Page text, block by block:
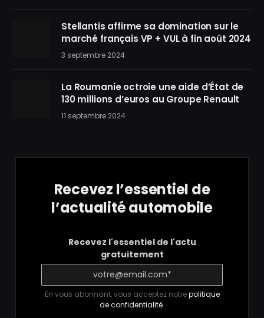
Stellantis affirme sa domination sur le
marché français VP + VUL à fin août 2024
3 septembre 2024
La Roumanie octroie une aide d’État de
130 millions d’euros au Groupe Renault
11 septembre 2024
Recevez l’essentiel de
l’actualité automobile
Recevez l'essentiel de l'actu
gratuitement
En vous abonnant, vous acceptez notrepolitique
de confidentialité.